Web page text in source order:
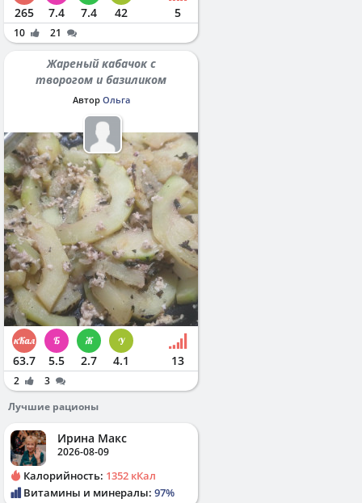
265 7.4 7.4 42 5
10 21
Жареный кабачок с
творогом и базиликом
Автор Ольга
63.7 5.5 2.7 4.1 13
2
3
Лучшие рационы
Ирина Макс
2026-08-09
Калорийность: 1352 кКал
Витамины и минералы: 97%